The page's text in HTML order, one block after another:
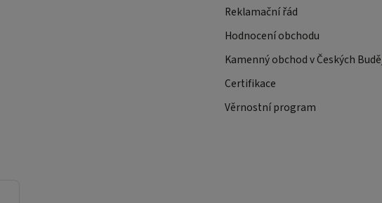
Reklamační řád
Hodnocení obchodu
Kamenný obchod v Českých
Certifikace
Věrnostní program